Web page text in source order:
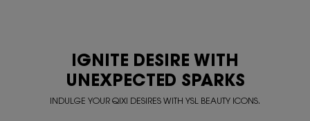
IGNITE DESIRE WITH
UNEXPECTED SPARKS
INDULGE YOUR QIXI DESIRES WITH YSL BEAUTY ICONS.